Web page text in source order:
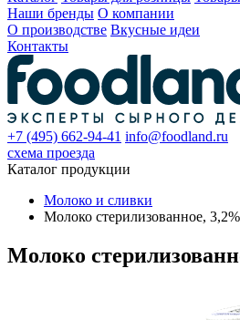
Наши бренды О компании
О производстве Вкусные идеи
Контакты
+7 (495) 662-94-41 info@foodland.ru
схема проезда
Каталог продукции
Молоко и сливки
Молоко стерилизованное,
Молоко